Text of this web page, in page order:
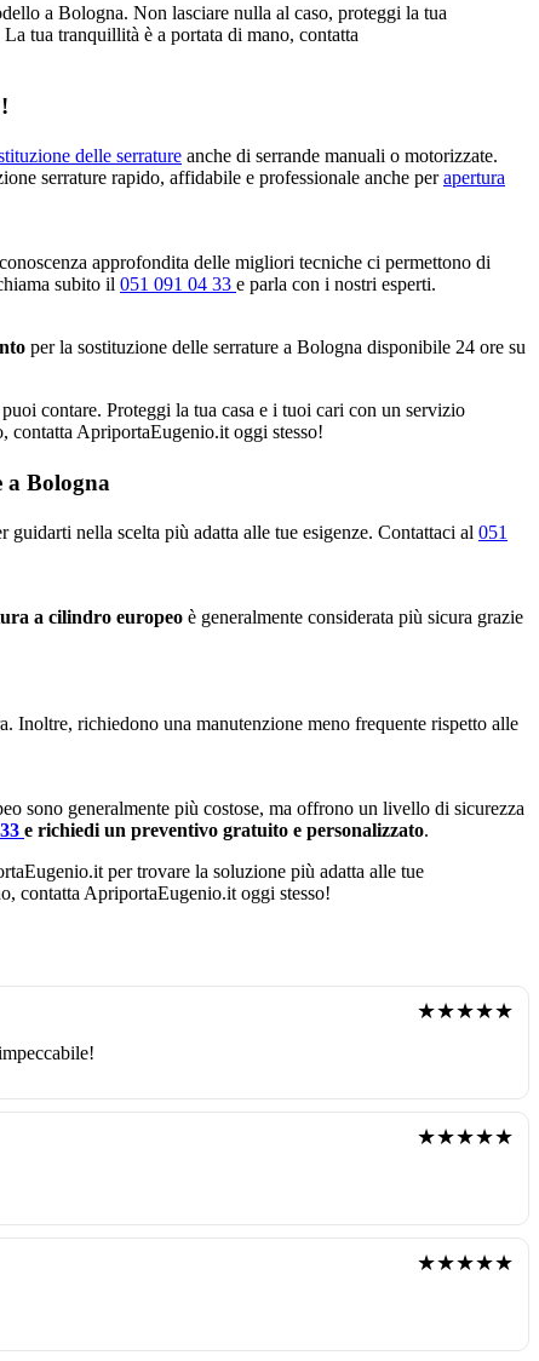
a Bologna. Non lasciare nulla al caso, proteggi la tua
tua tranquillità è a portata di mano, contatta
delle serrature anche di serrande manuali o motorizzate.
serrature rapido, affidabile e professionale anche perapertura
approfondita delle migliori tecniche ci permettono di
subito il 051 091 04 33 e parla con i nostri esperti.
per la sostituzione delle serrature a Bologna disponibile 24 ore su
contare. Proteggi la tua casa e i tuoi cari con un servizio
contatta ApriportaEugenio.it oggi stesso!
a Bologna
nella scelta più adatta alle tue esigenze. Contattaci al 051
a cilindro europeo è generalmente considerata più sicura grazie
Inoltre, richiedono una manutenzione meno frequente rispetto alle
sono generalmente più costose, ma offrono un livello di sicurezza
e richiedi un preventivo gratuito e personalizzato.
per trovare la soluzione più adatta alle tue
contatta ApriportaEugenio.it oggi stesso!
★★★★★
★★★★★
★★★★★